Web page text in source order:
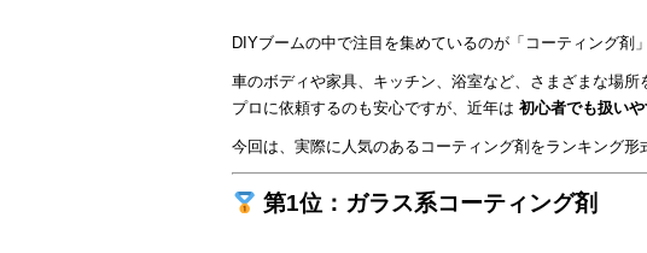
DIYブームの中で注目を集めているのが「コーティング剤」
車のボディや家具、キッチン、浴室など、さまざまな場所
プロに依頼するのも安心ですが、近年は 初心者でも扱い
今回は、実際に人気のあるコーティング剤をランキング形
第1位：ガラス系コーティング剤